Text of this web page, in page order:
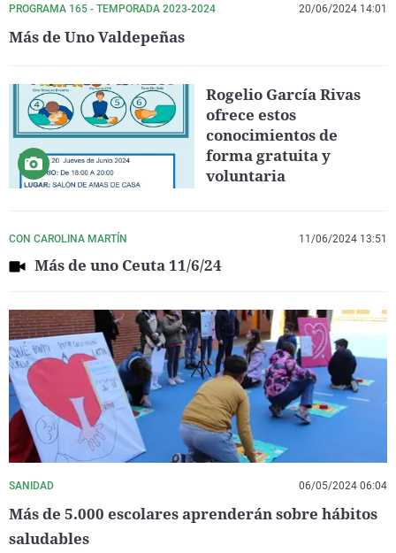
PROGRAMA 165 - TEMPORADA 2023-2024 20/06/2024 14:01
Más de Uno Valdepeñas
Rogelio García Rivas
ofrece estos
conocimientos de
forma gratuita y
voluntaria
CON CAROLINA MARTÍN 11/06/2024 13:51
Más de uno Ceuta 11/6/24
SANIDAD 06/05/2024 06:04
Más de 5.000 escolares aprenderán sobre hábitos
saludables